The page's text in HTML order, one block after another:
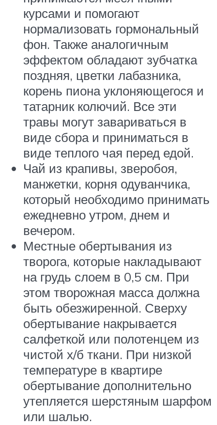
курсами и помогают
нормализовать гормональный
фон. Также аналогичным
эффектом обладают зубчатка
поздняя, цветки лабазника,
корень пиона уклоняющегося и
татарник колючий. Все эти
травы могут завариваться в
виде сбора и приниматься в
виде теплого чая перед едой.
Чай из крапивы, зверобоя,
манжетки, корня одуванчика,
который необходимо принимать
ежедневно утром, днем и
вечером.
Местные обертывания из
творога, которые накладывают
на грудь слоем в 0,5 см. При
этом творожная масса должна
быть обезжиренной. Сверху
обертывание накрывается
салфеткой или полотенцем из
чистой х/б ткани. При низкой
температуре в квартире
обертывание дополнительно
утепляется шерстяным шарфом
или шалью.